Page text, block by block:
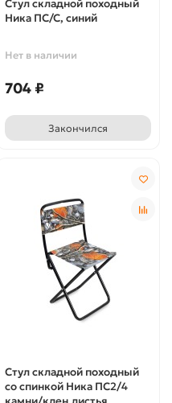
Стул складной походный
Ника ПС/С, синий
Нет в наличии
704 ₽
Закончился
Стул складной походный
со спинкой Ника ПС2/4